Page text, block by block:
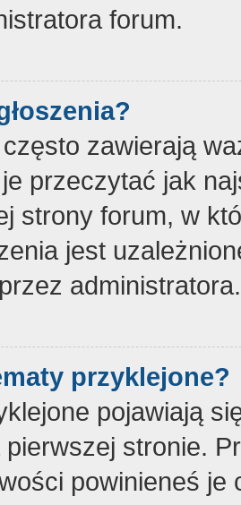
forum.
często zawierają
przeczytać jak
strony forum, w
jest
administratora.
przyklejone?
pojawiają
stronie.
powinieneś je